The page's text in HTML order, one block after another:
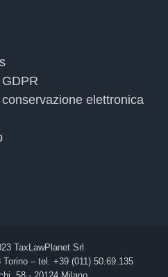
elettronica
TaxLawPlanet Srl
– tel. +39 (011) 50.69.135